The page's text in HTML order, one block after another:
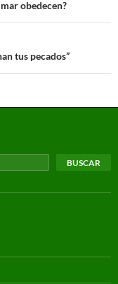
obedecen?
tus pecados”
BUSCAR